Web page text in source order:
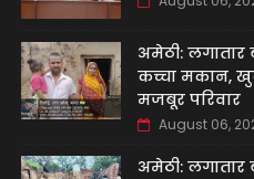
अमेठी: लगातार
कच्चा मकान,
मजबूर परिवार
August 06,
अमेठी: